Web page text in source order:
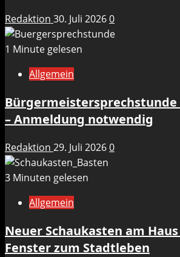
Redaktion 30. Juli 20260
1 Minute gelesen
Allgemein
Bürgermeistersprechstunde
– Anmeldung notwendig
Redaktion 29. Juli 20260
3 Minuten gelesen
Allgemein
Neuer Schaukasten am
Fenster zum Stadtleben